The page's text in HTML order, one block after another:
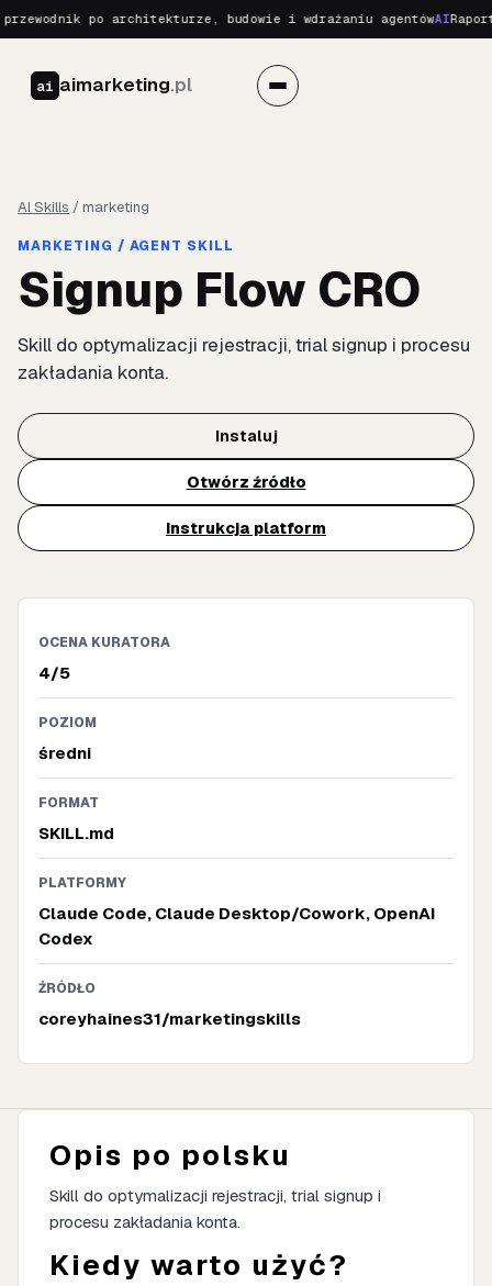
po architekturze, budowie i wdrażaniu agentówAI
ai aimarketing.pl
AI Skills /marketing
MARKETING / AGENT SKILL
Signup Flow CRO
Skill do optymalizacji rejestracji, trial signup i procesu
zakładania konta.
Instaluj
Otwórz źródło
Instrukcja platform
OCENA KURATORA
4/5
POZIOM
średni
FORMAT
SKILL.md
PLATFORMY
Claude Code, Claude Desktop/Cowork, OpenAI
Codex
ŹRÓDŁO
coreyhaines31/marketingskills
Opis po polsku
Skill do optymalizacji rejestracji, trial signup i
procesu zakładania konta.
Kiedy warto użyć?